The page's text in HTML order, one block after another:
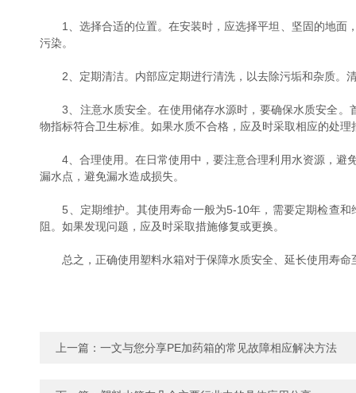
1、选择合适的位置。在安装时，应选择平坦、坚固的地面
污染。
2、定期清洁。内部应定期进行清洗，以去除污垢和杂质。
3、注意水质安全。在使用储存水源时，要确保水质安全。
物指标符合卫生标准。如果水质不合格，应及时采取相应的处理
4、合理使用。在日常使用中，要注意合理利用水资源，避
漏水点，避免漏水造成损失。
5、定期维护。其使用寿命一般为5-10年，需要定期检查和
阻。如果发现问题，应及时采取措施修复或更换。
总之，正确使用塑料水箱对于保障水质安全、延长使用寿命
上一篇： 一文与您分享PE加药箱的常见故障相应解决方法